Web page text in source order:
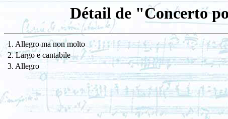
Détail de "Concerto
1. Allegro ma non molto
2. Largo e cantabile
3. Allegro